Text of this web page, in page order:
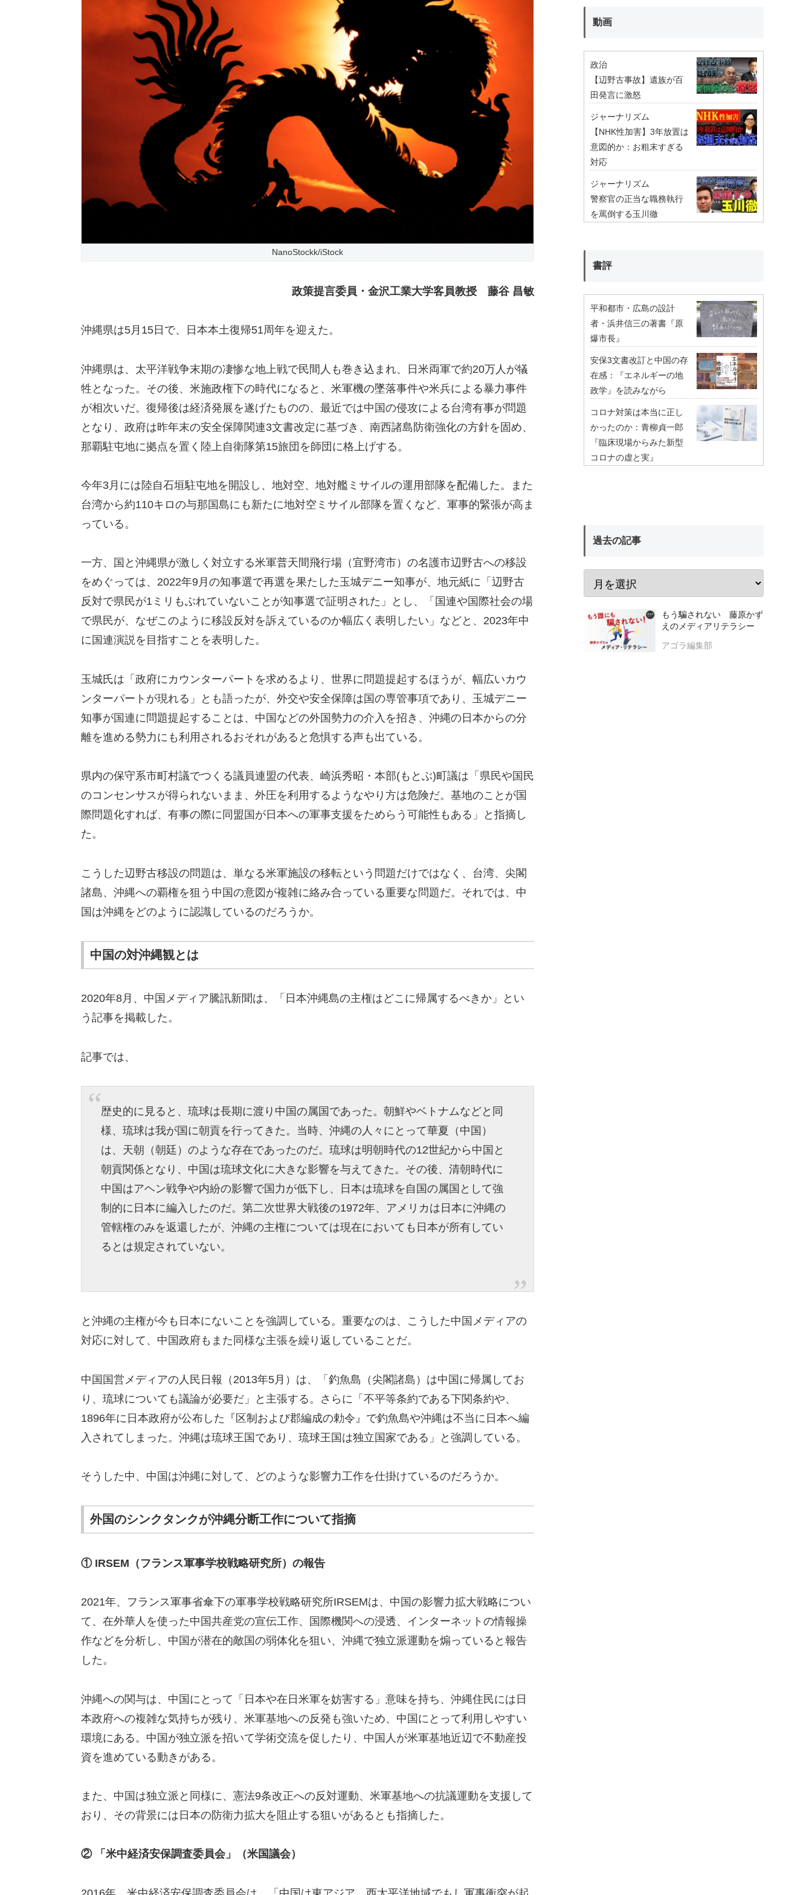
NanoStockk/iStock
政策提言委員・金沢工業大学客員教授 藤谷 昌敏
沖縄県は5月15日で、日本本土復帰51周年を迎えた。
沖縄県は、太平洋戦争末期の凄惨な地上戦で民間人も巻き込まれ、日米両軍で約20万人が犠
牲となった。その後、米施政権下の時代になると、米軍機の墜落事件や米兵による暴力事件
が相次いだ。復帰後は経済発展を遂げたものの、最近では中国の侵攻による台湾有事が問題
となり、政府は昨年末の安全保障関連3文書改定に基づき、南西諸島防衛強化の方針を固め、
那覇駐屯地に拠点を置く陸上自衛隊第15旅団を師団に格上げする。
今年3月には陸自石垣駐屯地を開設し、地対空、地対艦ミサイルの運用部隊を配備した。また
台湾から約110キロの与那国島にも新たに地対空ミサイル部隊を置くなど、軍事的緊張が高ま
っている。
一方、国と沖縄県が激しく対立する米軍普天間飛行場（宜野湾市）の名護市辺野古への移設
をめぐっては、2022年9月の知事選で再選を果たした玉城デニー知事が、地元紙に「辺野古
反対で県民が1ミリもぶれていないことが知事選で証明された」とし、「国連や国際社会の場
で県民が、なぜこのように移設反対を訴えているのか幅広く表明したい」などと、2023年中
に国連演説を目指すことを表明した。
玉城氏は「政府にカウンターパートを求めるより、世界に問題提起するほうが、幅広いカウ
ンターパートが現れる」とも語ったが、外交や安全保障は国の専管事項であり、玉城デニー
知事が国連に問題提起することは、中国などの外国勢力の介入を招き、沖縄の日本からの分
離を進める勢力にも利用されるおそれがあると危惧する声も出ている。
県内の保守系市町村議でつくる議員連盟の代表、崎浜秀昭・本部(もとぶ)町議は「県民や国民
のコンセンサスが得られないまま、外圧を利用するようなやり方は危険だ。基地のことが国
際問題化すれば、有事の際に同盟国が日本への軍事支援をためらう可能性もある」と指摘し
た。
こうした辺野古移設の問題は、単なる米軍施設の移転という問題だけではなく、台湾、尖閣
諸島、沖縄への覇権を狙う中国の意図が複雑に絡み合っている重要な問題だ。それでは、中
国は沖縄をどのように認識しているのだろうか。
中国の対沖縄観とは
2020年8月、中国メディア騰訊新聞は、「日本沖縄島の主権はどこに帰属するべきか」とい
う記事を掲載した。
記事では、
歴史的に見ると、琉球は長期に渡り中国の属国であった。朝鮮やベトナムなどと同
様、琉球は我が国に朝貢を行ってきた。当時、沖縄の人々にとって華夏（中国）
は、天朝（朝廷）のような存在であったのだ。琉球は明朝時代の12世紀から中国と
朝貢関係となり、中国は琉球文化に大きな影響を与えてきた。その後、清朝時代に
中国はアヘン戦争や内紛の影響で国力が低下し、日本は琉球を自国の属国として強
制的に日本に編入したのだ。第二次世界大戦後の1972年、アメリカは日本に沖縄の
管轄権のみを返還したが、沖縄の主権については現在においても日本が所有してい
るとは規定されていない。
と沖縄の主権が今も日本にないことを強調している。重要なのは、こうした中国メディアの
対応に対して、中国政府もまた同様な主張を繰り返していることだ。
中国国営メディアの人民日報（2013年5月）は、「釣魚島（尖閣諸島）は中国に帰属してお
り、琉球についても議論が必要だ」と主張する。さらに「不平等条約である下関条約や、
1896年に日本政府が公布した『区制および郡編成の勅令』で釣魚島や沖縄は不当に日本へ編
入されてしまった。沖縄は琉球王国であり、琉球王国は独立国家である」と強調している。
そうした中、中国は沖縄に対して、どのような影響力工作を仕掛けているのだろうか。
外国のシンクタンクが沖縄分断工作について指摘
① IRSEM（フランス軍事学校戦略研究所）の報告
2021年、フランス軍事省傘下の軍事学校戦略研究所IRSEMは、中国の影響力拡大戦略につい
て、在外華人を使った中国共産党の宣伝工作、国際機関への浸透、インターネットの情報操
作などを分析し、中国が潜在的敵国の弱体化を狙い、沖縄で独立派運動を煽っていると報告
した。
沖縄への関与は、中国にとって「日本や在日米軍を妨害する」意味を持ち、沖縄住民には日
本政府への複雑な気持ちが残り、米軍基地への反発も強いため、中国にとって利用しやすい
環境にある。中国が独立派を招いて学術交流を促したり、中国人が米軍基地近辺で不動産投
資を進めている動きがある。
また、中国は独立派と同様に、憲法9条改正への反対運動、米軍基地への抗議運動を支援して
おり、その背景には日本の防衛力拡大を阻止する狙いがあるとも指摘した。
② 「米中経済安保調査委員会」（米国議会）
動画
政治
【辺野古事故】遺族が百
田発言に激怒
ジャーナリズム
【NHK性加害】3年放置は
意図的か：お粗末すぎる
対応
ジャーナリズム
警察官の正当な職務執行
を罵倒する玉川徹
書評
平和都市・広島の設計
者・浜井信三の著書『原
爆市長』
安保3文書改訂と中国の存
在感：『エネルギーの地
政学』を読みながら
コロナ対策は本当に正し
かったのか：青柳貞一郎
『臨床現場からみた新型
コロナの虚と実』
過去の記事
もう騙されない 藤原かず
えのメディアリテラシー
アゴラ編集部